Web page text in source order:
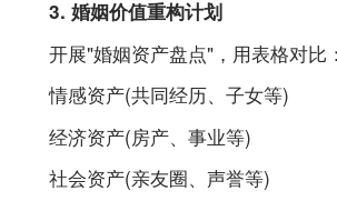
3. 婚姻价值重构计划
开展"婚姻资产盘点"，用表格对比：
情感资产(共同经历、子女等)
经济资产(房产、事业等)
社会资产(亲友圈、声誉等)